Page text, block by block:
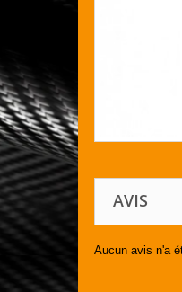
AVIS
Aucun avis n'a